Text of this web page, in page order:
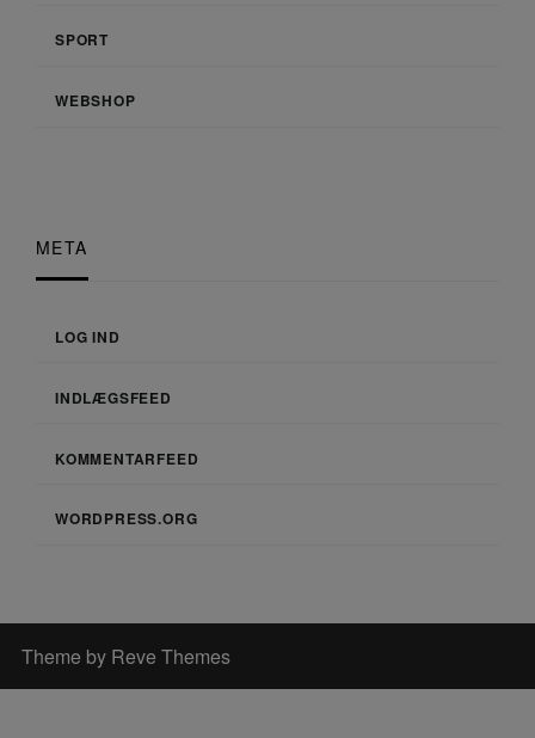
SPORT
WEBSHOP
META
LOG IND
INDLÆGSFEED
KOMMENTARFEED
WORDPRESS.ORG
Theme by Reve Themes